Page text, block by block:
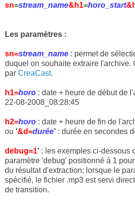
sn=stream_name&h1=horo_start
Les paramètres :
sn=stream_name : permet de
duquel on souhaite extraire l'archive.
par CreaCast.
h1=horo : date + heure de début de
22-08-2008_08:28:45
h2=horo : date + heure de fin de
ou '&d=durée' : durée en secondes
debug=1' : l es exemples ci-dessous
paramètre 'debug' positionné à 1
du résultat d'extraction; lorsque le
spécifié, le fichier .mp3 est servi
de transition.